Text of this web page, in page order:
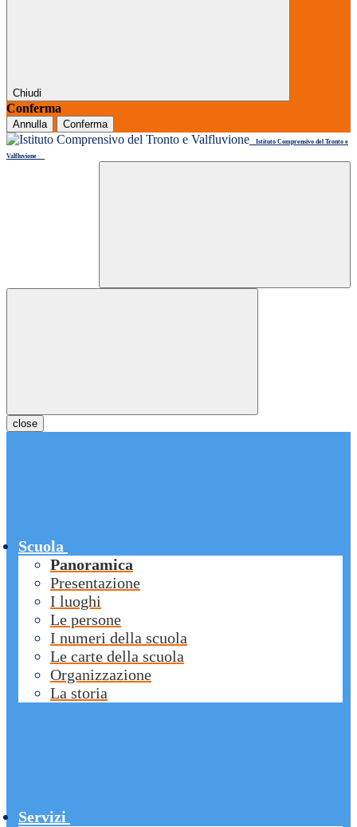
Chiudi
Conferma
Annulla Conferma
Istituto Comprensivo del Tronto e
Valfluvione
close
Scuola
Panoramica
Presentazione
I luoghi
Le persone
I numeri della scuola
Le carte della scuola
Organizzazione
La storia
Servizi